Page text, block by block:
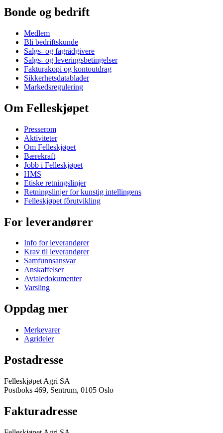
Bonde og bedrift
Medlem
Bli bedriftskunde
Salgs- og fagrådgivere
Salgs- og leveringsbetingelser
Fakturakopi og kontoutdrag
Sikkerhetsdatablader
Markedsregulering
Om Felleskjøpet
Presserom
Aktiviteter
Om Felleskjøpet
Bærekraft
Jobb i Felleskjøpet
HMS
Etiske retningslinjer
Retningslinjer for kunstig intellingens
Felleskjøpet fôrutvikling
For leverandører
Info for leverandører
Krav til leverandører
Samfunnsansvar
Anskaffelser
Avtaledokumenter
Varsling
Oppdag mer
Merkevarer
Agrideler
Postadresse
Felleskjøpet Agri SA
Postboks 469, Sentrum, 0105 Oslo
Fakturadresse